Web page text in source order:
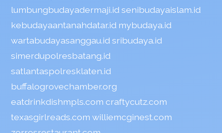
lumbungbudayadermaji.id senibudayaislam.id
kebudayaantanahdatar.id mybudaya.id
wartabudayasanggau.id sribudaya.id
simerdupolresbatang.id
satlantaspolresklaten.id
buffalogrovechamber.org
eatdrinkdishmpls.com craftycutz.com
texasgirlreads.com williemcginest.com